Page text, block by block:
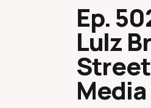
Ep.
Lulz
Media